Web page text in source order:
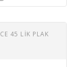
45 LIK PLAK